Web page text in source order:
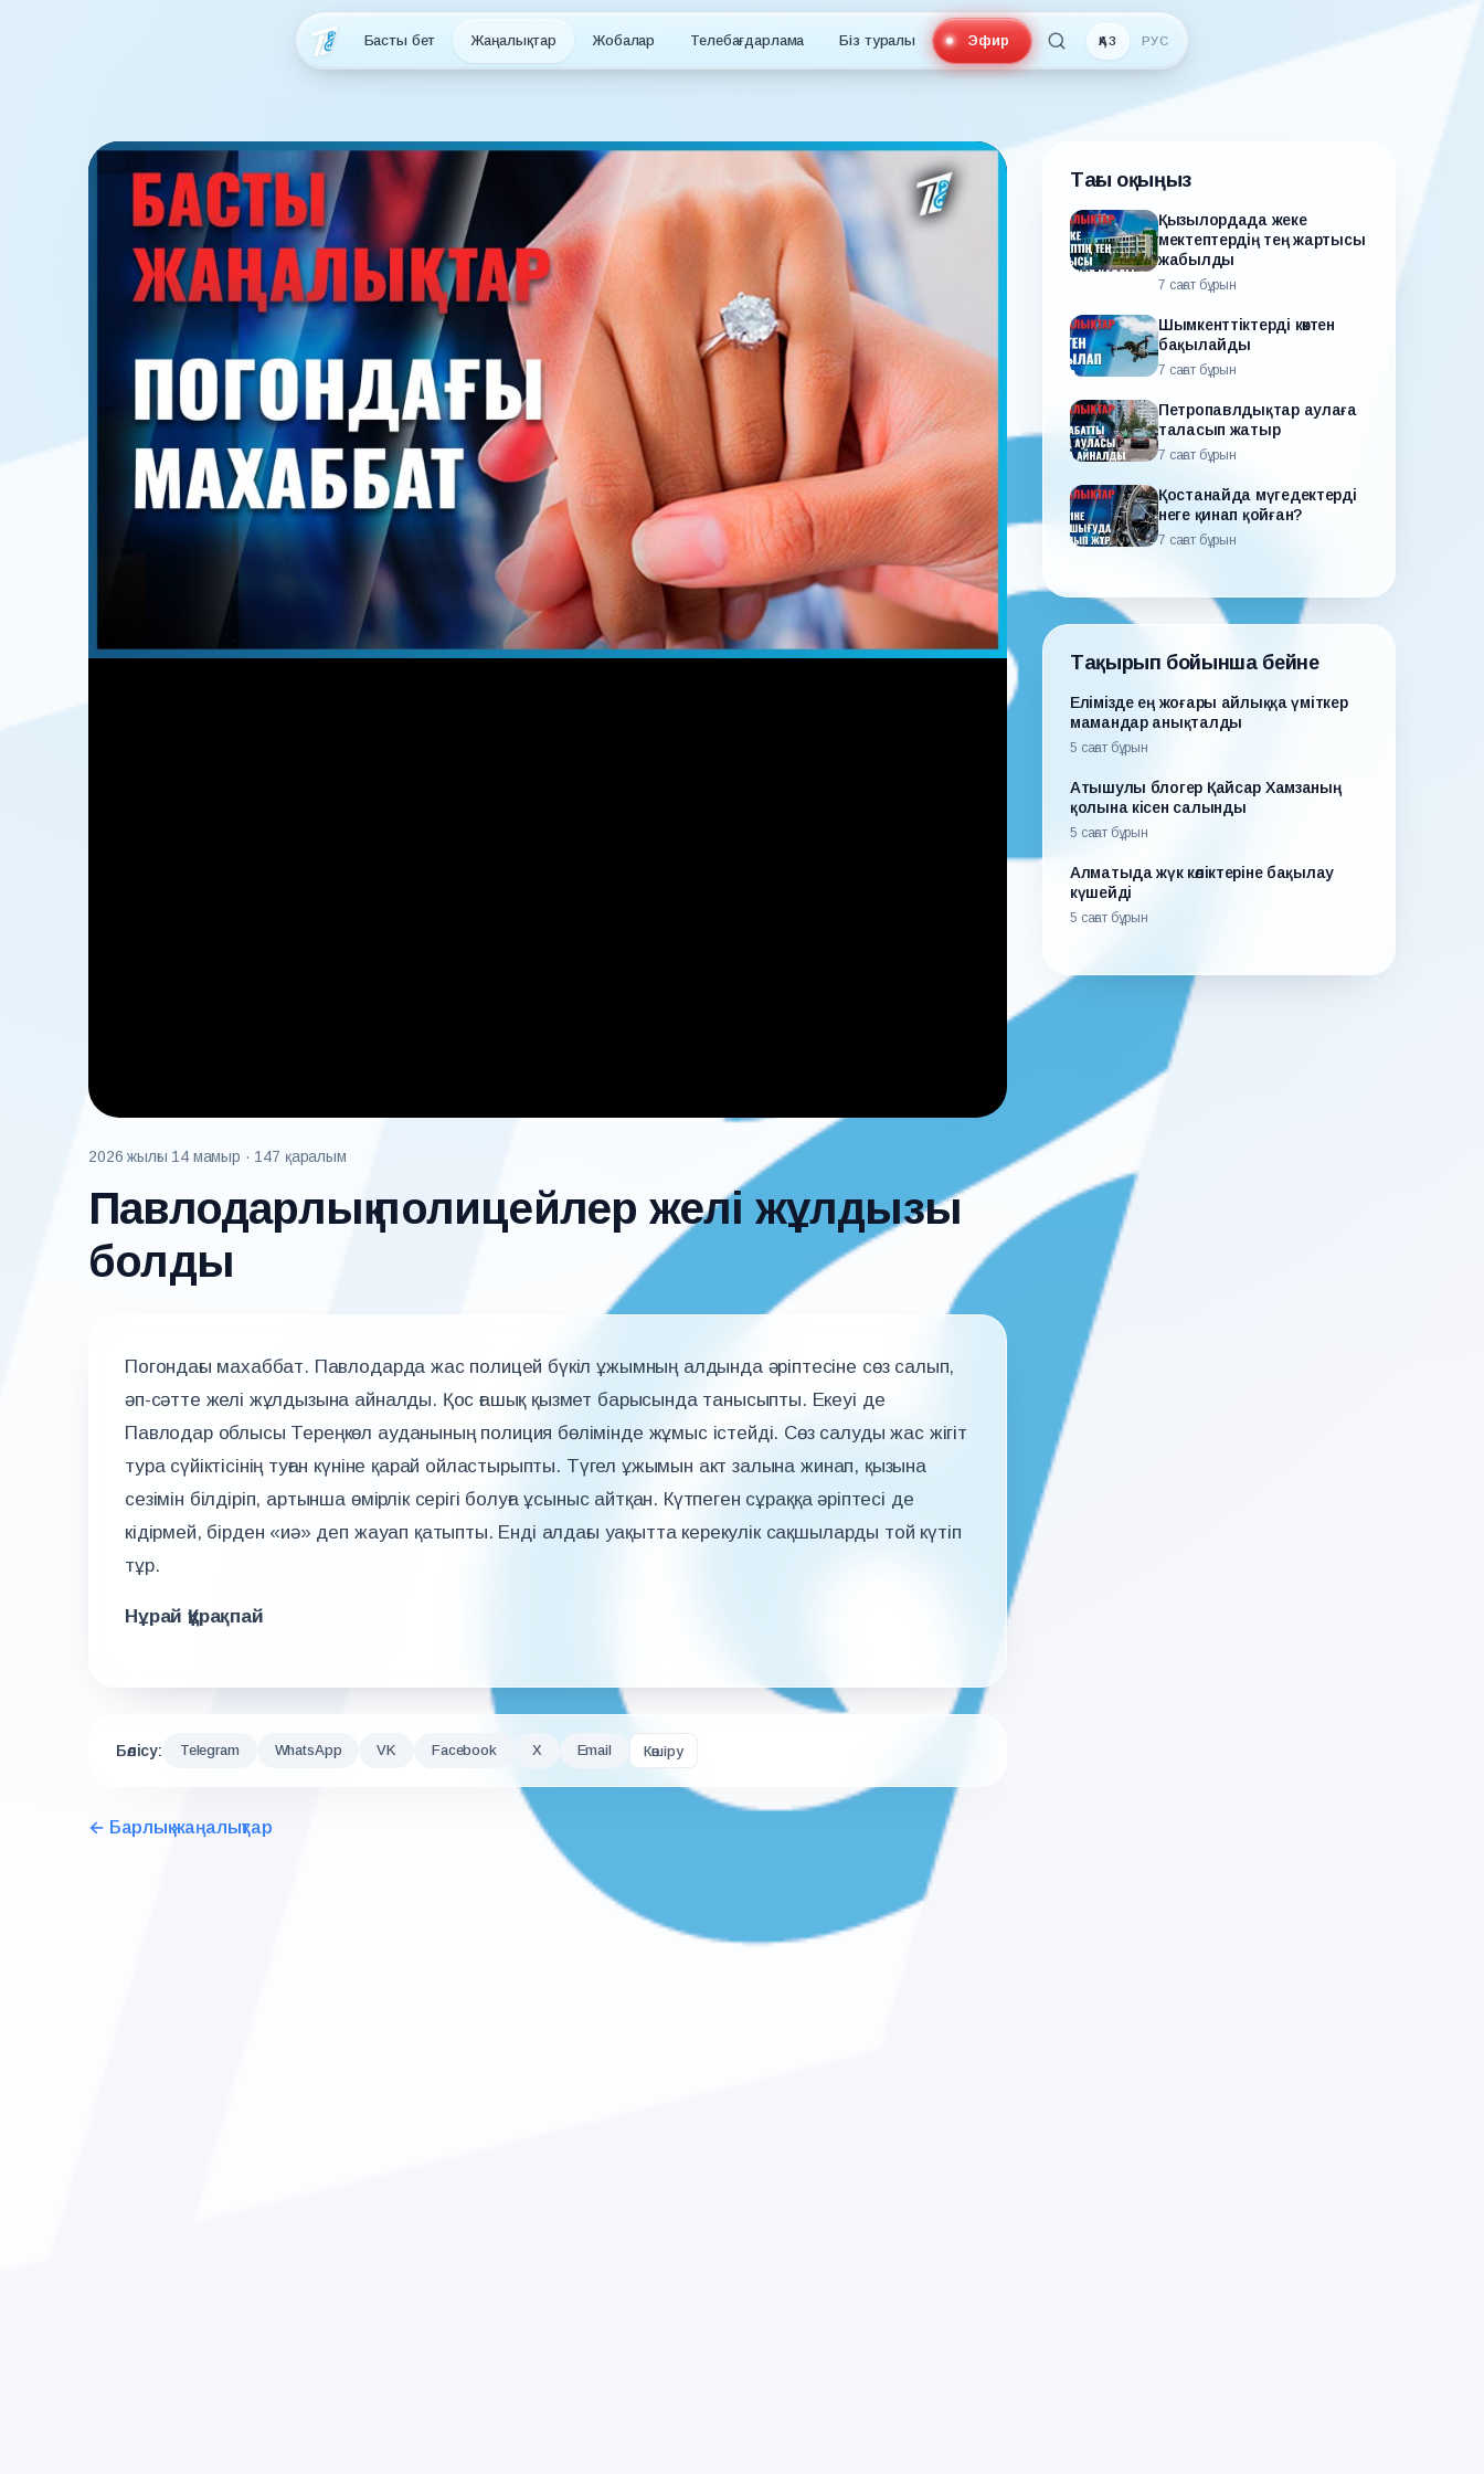
Басты бет Жаңалықтар Жобалар Телебағдарлама Біз туралы Эфир ҚАЗ РУС
2026 жылғы 14 мамыр · 147 қаралым
Павлодарлық полицейлер желі жұлдызы
болды
Погондағы махаббат. Павлодарда жас полицей бүкіл ұжымның алдында әріптесіне сөз салып,
әп-сәтте желі жұлдызына айналды. Қос ғашық қызмет барысында танысыпты. Екеуі де
Павлодар облысы Тереңкөл ауданының полиция бөлімінде жұмыс істейді. Сөз салуды жас жігіт
тура сүйіктісінің туған күніне қарай ойластырыпты. Түгел ұжымын акт залына жинап, қызына
сезімін білдіріп, артынша өмірлік серігі болуға ұсыныс айтқан. Күтпеген сұраққа әріптесі де
кідірмей, бірден «иә» деп жауап қатыпты. Енді алдағы уақытта керекулік сақшыларды той күтіп
тұр.
Нұрай Құрақпай
Бөлісу: Telegram WhatsApp VK Facebook X Email Көшіру
← Барлық жаңалықтар
Тағы оқыңыз
Қызылордада жеке
мектептердің тең жартысы
жабылды
7 сағат бұрын
Шымкенттіктерді көктен
бақылайды
7 сағат бұрын
Петропавлдықтар аулаға
таласып жатыр
7 сағат бұрын
Қостанайда мүгедектерді
неге қинап қойған?
7 сағат бұрын
Тақырып бойынша бейне
Елімізде ең жоғары айлыққа үміткер
мамандар анықталды
5 сағат бұрын
Атышулы блогер Қайсар Хамзаның
қолына кісен салынды
5 сағат бұрын
Алматыда жүк көліктеріне бақылау
күшейді
5 сағат бұрын